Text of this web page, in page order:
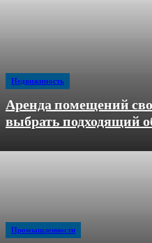
Недвижимость
Аренда помещений
выбрать подходящий
Промышленности